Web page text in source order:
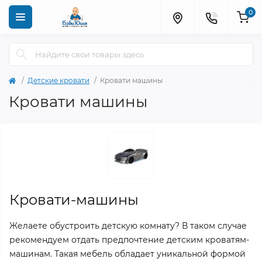
0
Детские кровати Кровати машины
Кровати машины
Кровати-машины
Желаете обустроить детскую комнату? В таком случае
рекомендуем отдать предпочтение детским кроватям-
машинам. Такая мебель обладает уникальной формой